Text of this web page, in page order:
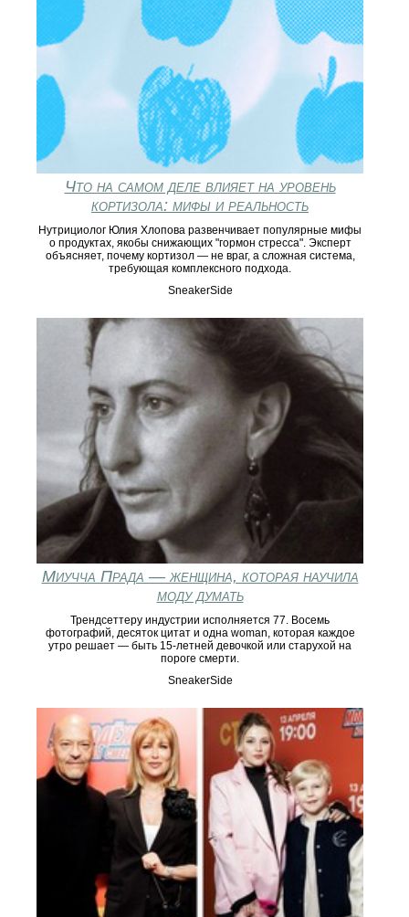
Что на самом деле влияет на уровень
кортизола: мифы и реальность
Нутрициолог Юлия Хлопова развенчивает популярные мифы
о продуктах, якобы снижающих "гормон стресса". Эксперт
объясняет, почему кортизол — не враг, а сложная система,
требующая комплексного подхода.
SneakerSide
Миучча Прада — женщина, которая научила
моду думать
Трендсеттеру индустрии исполняется 77. Восемь
фотографий, десяток цитат и одна woman, которая каждое
утро решает — быть 15-летней девочкой или старухой на
пороге смерти.
SneakerSide